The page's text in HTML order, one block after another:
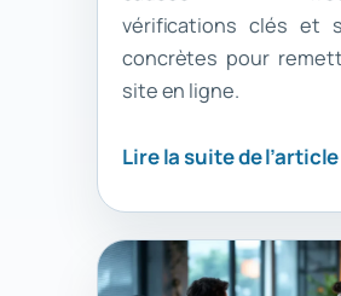
vérifications clés et
concrètes pour
site en ligne.
Lire la suite de l’article